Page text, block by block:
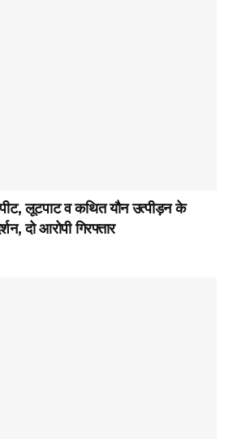
लूटपाट व कथित यौन उत्पीड़न के
दो आरोपी गिरफ्तार